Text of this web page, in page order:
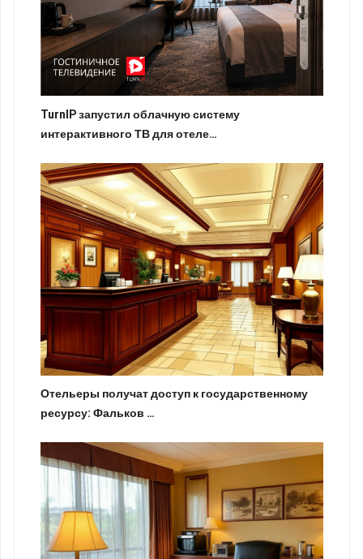
TurnIP запустил облачную систему
интерактивного ТВ для отеле…
Отельеры получат доступ к государственному
ресурсу: Фальков …